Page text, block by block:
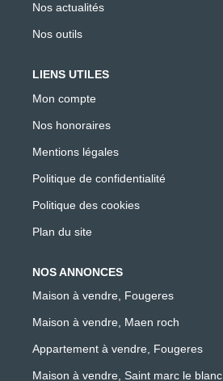
Nos actualités
Nos outils
LIENS UTILES
Mon compte
Nos honoraires
Mentions légales
Politique de confidentialité
Politique des cookies
Plan du site
NOS ANNONCES
Maison à vendre, Fougeres
Maison à vendre, Maen roch
Appartement à vendre, Fougeres
Maison à vendre, Saint marc le blanc